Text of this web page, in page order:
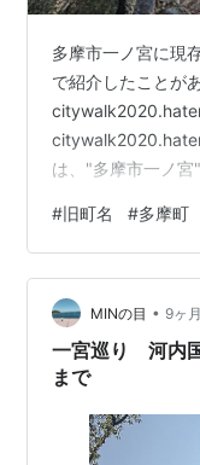
多摩市一ノ宮に現
で紹介したことが
は、"多摩市一ノ宮
ことがわかった
多摩市になってか
2025年12月4日 ②
③多摩市一の宮 発
宮…
#旧町名 #多摩町
MINの目 • 9ヶ
一宮巡り 河
まで